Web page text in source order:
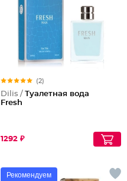
(2)
Dilis / Туалетная вода
Fresh
1292 ₽
Рекомендуем